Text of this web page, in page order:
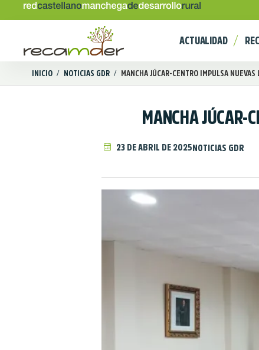
ACTUALIDAD
INICIO / NOTICIAS GDR / MANCHA JÚCAR-CENTRO IMPULSA NUEVAS
MANCHA JÚCAR-
23 DE ABRIL DE 2025NOTICIAS GDR